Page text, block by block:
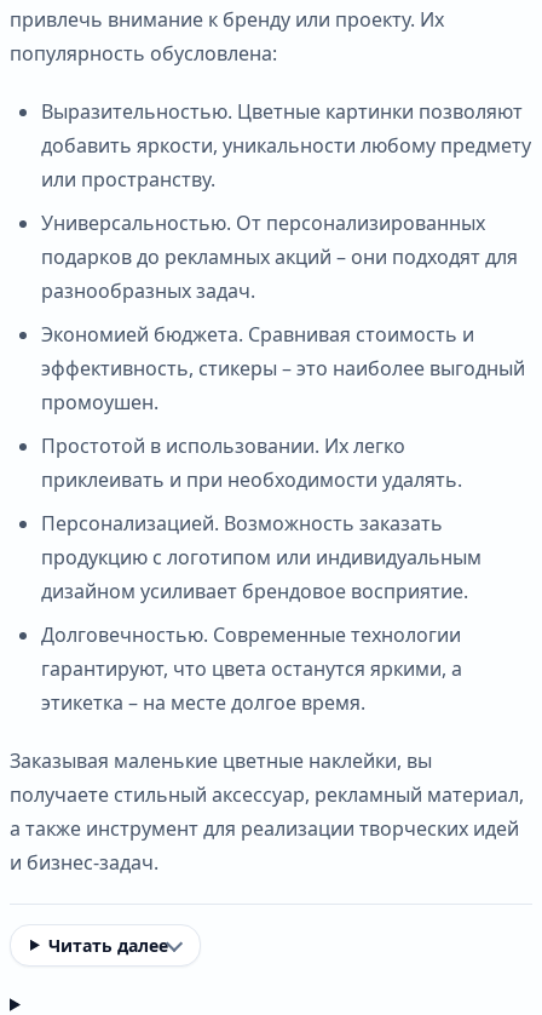
привлечь внимание к бренду или проекту. Их
популярность обусловлена:
Выразительностью. Цветные картинки позволяют
добавить яркости, уникальности любому предмету
или пространству.
Универсальностью. От персонализированных
подарков до рекламных акций – они подходят для
разнообразных задач.
Экономией бюджета. Сравнивая стоимость и
эффективность, стикеры – это наиболее выгодный
промоушен.
Простотой в использовании. Их легко
приклеивать и при необходимости удалять.
Персонализацией. Возможность заказать
продукцию с логотипом или индивидуальным
дизайном усиливает брендовое восприятие.
Долговечностью. Современные технологии
гарантируют, что цвета останутся яркими, а
этикетка – на месте долгое время.
Заказывая маленькие цветные наклейки, вы
получаете стильный аксессуар, рекламный материал,
а также инструмент для реализации творческих идей
и бизнес-задач.
Читать далее